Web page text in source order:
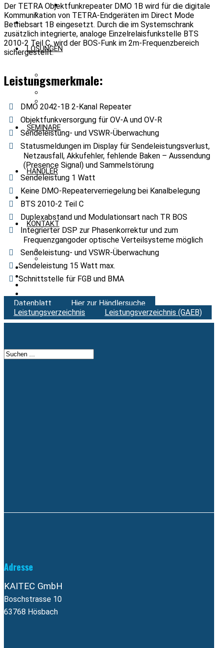
IRS
BRANDSCHUTZSCHRÄNKE
LÖSUNGEN
S-BIC Einsatzstellenfunk
S-BIC BOS-Netzausfall
SEMINARE
HÄNDLER
KONTAKT
JOBANGEBOTE
ÜBER UNS
Der TETRA Objektfunkrepeater DMO 1B wird für die digitale
Kommunikation von TETRA-Endgeräten im Direct Mode
Betriebsart 1B eingesetzt. Durch die im Systemschrank
zusätzlich integrierte, analoge Einzelrelaisfunkstelle BTS
2010-2 Teil C, wird der BOS-Funk im 2m-Frequenzbereich
sichergestellt.
Leistungsmerkmale:
DMO 2042-1B 2-Kanal Repeater
Objektfunkversorgung für OV-A und OV-R
Sendeleistung- und VSWR-Überwachung
Statusmeldungen im Display für Sendeleistungsverlust,
Netzausfall, Akkufehler, fehlende Baken – Aussendung
(Presence Signal) und Sammelstörung
Sendeleistung 1 Watt
Keine DMO-Repeaterverriegelung bei Kanalbelegung
BTS 2010-2 Teil C
Duplexabstand und Modulationsart nach TR BOS
Integrierter DSP zur Phasenkorrektur und zum
Frequenzgangoder optische Verteilsysteme möglich
Sendeleistung- und VSWR-Überwachung
Sendeleistung 15 Watt max.
Schnittstelle für FGB und BMA
Datenblatt
Hier zur Händlersuche
Leistungsverzeichnis
Leistungsverzeichnis (GAEB)
Adresse
KAITEC GmbH
Boschstrasse 10
63768 Hösbach